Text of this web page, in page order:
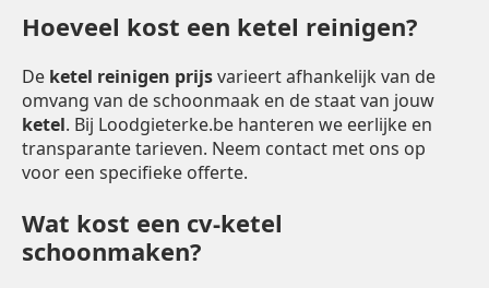
Hoeveel kost een ketel reinigen?
De ketel reinigen prijsvarieert afhankelijk van de
omvang van de schoonmaak en de staat van jouw
ketel. Bij Loodgieterke.be hanteren we eerlijke en
transparante tarieven. Neem contact met ons op
voor een specifieke offerte.
Wat kost een cv-ketel
schoonmaken?